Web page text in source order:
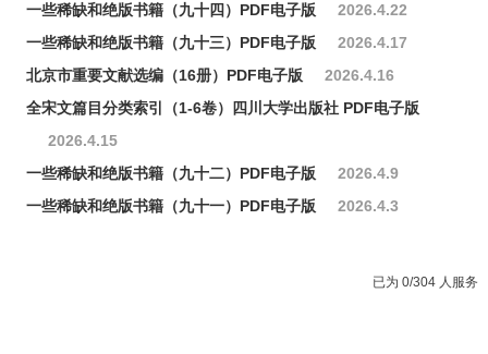
一些稀缺和绝版书籍（九十四）PDF电子版
2026.4.22
一些稀缺和绝版书籍（九十三）PDF电子版
2026.4.17
北京市重要文献选编（16册）PDF电子版
2026.4.16
全宋文篇目分类索引（1-6卷）四川大学出版社 PDF电子版
2026.4.15
一些稀缺和绝版书籍（九十二）PDF电子版
2026.4.9
一些稀缺和绝版书籍（九十一）PDF电子版
2026.4.3
已为 0/304 人服务